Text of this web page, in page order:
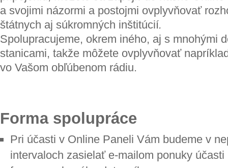
a svojimi názormi a postojmi ovplyvňovať
štátnych aj súkromných inštitúcií.
Spolupracujeme, okrem iného, aj s mnohými
stanicami, takže môžete ovplyvňovať
vo Vašom obľúbenom rádiu.
Forma spolupráce
Pri účasti v Online Paneli Vám budeme v
intervaloch zasielať e-mailom ponuky